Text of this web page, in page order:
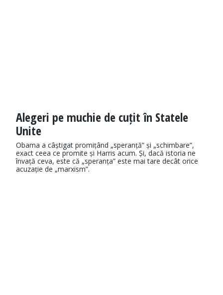
Alegeri pe muchie de cuțit în Statele
Unite
Obama a câștigat promițând „speranță” și „schimbare”,
exact ceea ce promite și Harris acum. Și, dacă istoria ne
învață ceva, este că „speranța” este mai tare decât orice
acuzație de „marxism”.